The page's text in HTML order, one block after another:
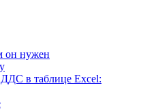
он нужен
ДДС в таблице Excel: